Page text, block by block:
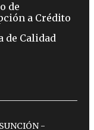
de
a Crédito
de Calidad
-